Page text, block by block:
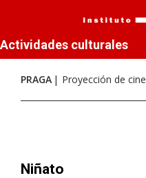
Actividades culturales
PRAGA Proyección de cine
Niñato